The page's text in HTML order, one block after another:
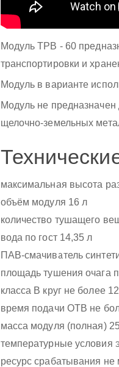
Модуль ТРВ - 60
транспортировки и
Модуль в варианте
Модуль не
щелочно-земельных
максимальная высота
объём модуля 16 л
количество тушащего
вода по гост 14,35 л
ПАВ-смачиватель
площадь тушения очага
класса В круг не более
время подачи ОТВ не
масса модуля (полная)
температурные условия
ресурс срабатывания не